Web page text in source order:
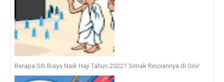
Berapa Sih Biaya Naik Haji Tahun 2022? Simak Rinciannya di Sini!